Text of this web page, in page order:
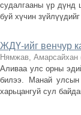
судалгааны үр дүнд
буй хүчин
ЖДҮ-ийг венчур
Нямжав, Амарсайхан
Аливаа улс орны
билээ. Манай улсын
харьцангуй сул